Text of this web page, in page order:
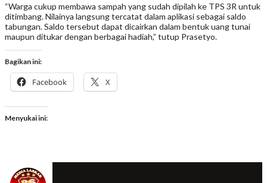
“Warga cukup membawa sampah yang sudah dipilah ke TPS 3R untuk
ditimbang. Nilainya langsung tercatat dalam aplikasi sebagai saldo
tabungan. Saldo tersebut dapat dicairkan dalam bentuk uang tunai
maupun ditukar dengan berbagai hadiah,” tutup Prasetyo.
Bagikan ini:
Facebook X
Menyukai ini: